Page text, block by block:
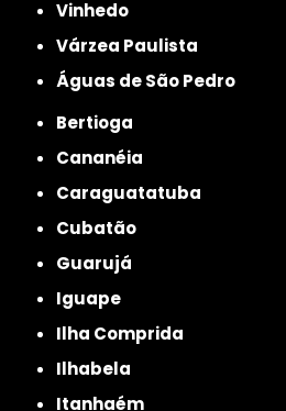
Vinhedo
Várzea Paulista
Águas de São Pedro
Bertioga
Cananéia
Caraguatatuba
Cubatão
Guarujá
Iguape
Ilha Comprida
Ilhabela
Itanhaém